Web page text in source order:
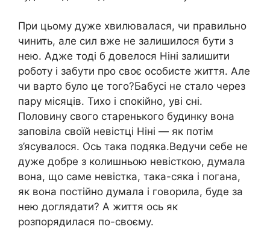
При цьому дуже хвилювалася, чи правильно
чинить, але сил вже не залишилося бути з
нею. Адже тоді б довелося Ніні залишити
роботу і забути про своє особисте життя. Але
чи варто було це того?Бабусі не стало через
пару місяців. Тихо і спокійно, уві сні.
Половину свого старенького будинку вона
заповіла своїй невістці Ніні — як потім
з’ясувалося. Ось така подяка.Ведучи себе не
дуже добре з колишньою невісткою, думала
вона, що саме невістка, така-сяка і погана,
як вона постійно думала і говорила, буде за
нею доглядати? А життя ось як
розпорядилася по-своєму.